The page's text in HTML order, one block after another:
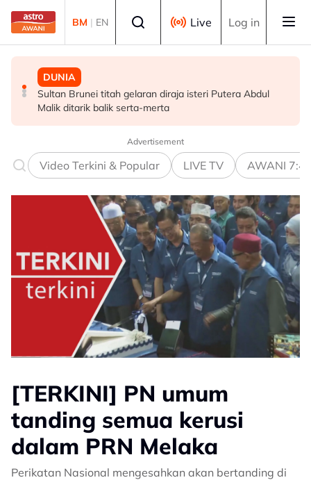
Skip to main content
BM | EN Live Log in
DUNIA
Sultan Brunei titah gelaran diraja isteri Putera Abdul
Malik ditarik balik serta-merta
MALAYSIA
Terengganu adakan sesi libat urus bincang isu
kerosakan terumbu karang di Pulau Redang
POLITIK
Tiada keperluan PRU16 awal, parti komponen kekal
sokong PM - Fahmi
Advertisement
Video Terkini & Popular LIVE TV AWANI
[TERKINI] PN umum
tanding semua kerusi
dalam PRN Melaka
Perikatan Nasional mengesahkan akan bertanding di